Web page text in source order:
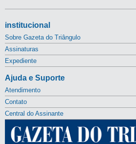
institucional
Sobre Gazeta do Triângulo
Assinaturas
Expediente
Ajuda e Suporte
Atendimento
Contato
Central do Assinante